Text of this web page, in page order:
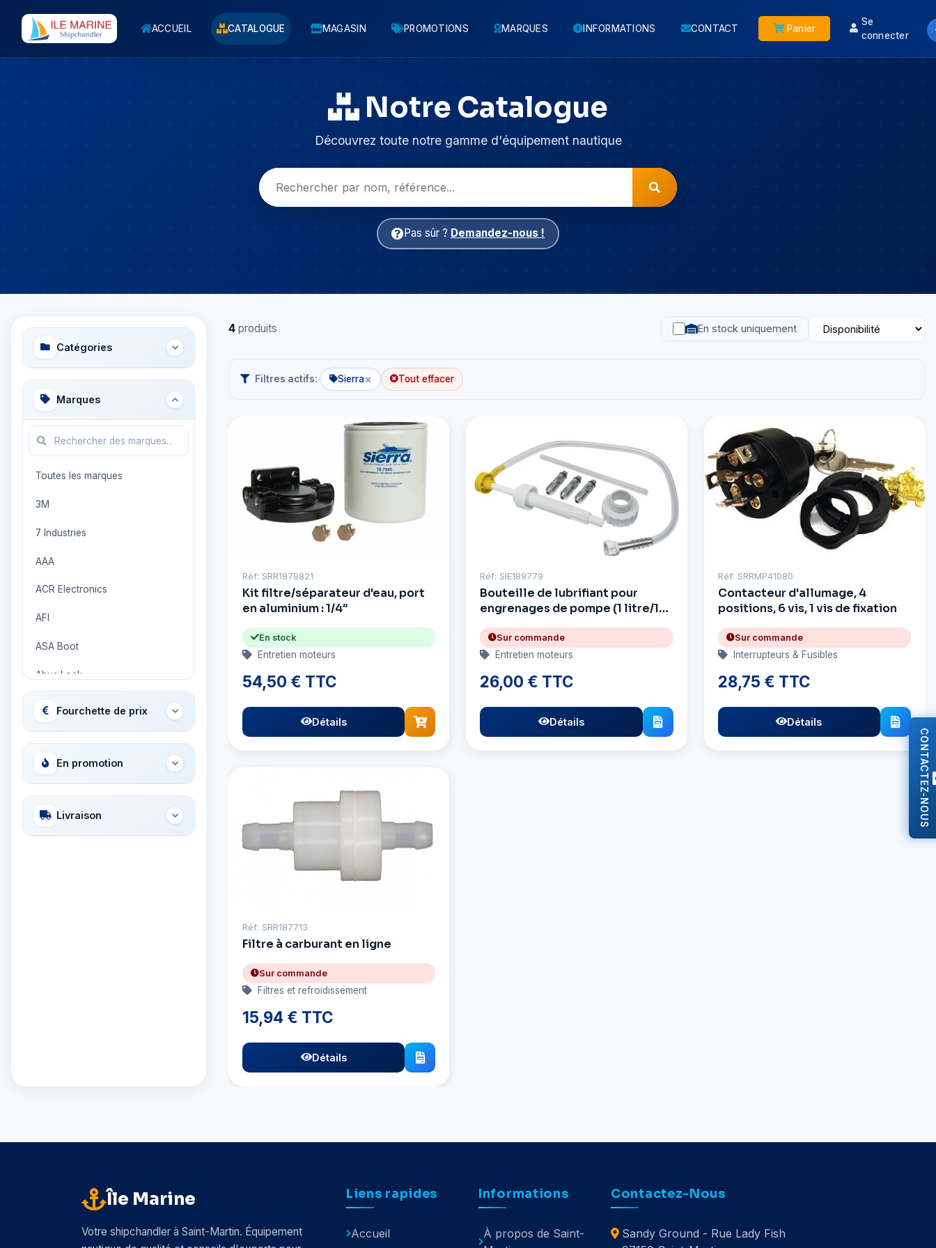
CONTACTEZ-NOUS
ACCUEIL CATALOGUE MAGASIN PROMOTIONS MARQUES INFORMATIONS CONTACT Panier
Se
connecter
Notre Catalogue
Découvrez toute notre gamme d'équipement nautique
Pas sûr ? Demandez-nous !
Catégories
Marques
Toutes les marques
3M
7 Industries
AAA
ACR Electronics
AFI
ASA Boot
Abus Lock
Airhead
Allied International
Ameritool
Bennett Trim Tabs
Fourchette de prix
En promotion
Livraison
4 produits En stock uniquement
Filtres actifs: Sierra× Tout effacer
Réf: SRR1879821
Kit filtre/séparateur d'eau, port
en aluminium : 1/4″
En stock
Entretien moteurs
54,50 € TTC
Détails
Réf: SIE189779
Bouteille de lubrifiant pour
engrenages de pompe (1 litre/1
Sur commande
Entretien moteurs
26,00 € TTC
Détails
Réf: SRRMP41080
Contacteur d'allumage, 4
positions, 6 vis, 1 vis de fixation
Sur commande
Interrupteurs & Fusibles
28,75 € TTC
Détails
Réf: SRR187713
Filtre à carburant en ligne
Sur commande
Filtres et refroidissement
15,94 € TTC
Détails
Île Marine
Votre shipchandler à Saint-Martin. Équipement
Liens rapides
Accueil
Informations
À propos de Saint-
Contactez-Nous
Sandy Ground - Rue Lady Fish